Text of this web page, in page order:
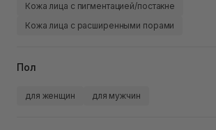
Кожа лица с пигментацией/постакне
Кожа лица с расширенными порами
Пол
для женщин для мужчин